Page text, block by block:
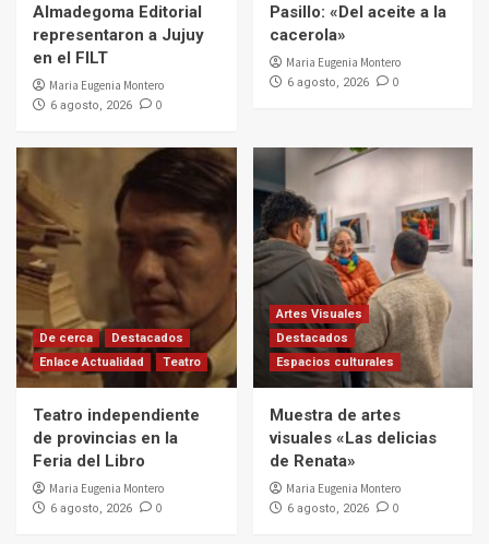
Almadegoma Editorial
representaron a Jujuy
en el FILT
Maria Eugenia Montero
6 agosto, 2026 0
Pasillo: «Del aceite a la
cacerola»
Maria Eugenia Montero
6 agosto, 2026 0
De cerca
Destacados
Enlace Actualidad
Teatro
Teatro independiente
de provincias en la
Feria del Libro
Maria Eugenia Montero
6 agosto, 2026 0
Artes Visuales
Destacados
Espacios culturales
Muestra de artes
visuales «Las delicias
de Renata»
Maria Eugenia Montero
6 agosto, 2026 0